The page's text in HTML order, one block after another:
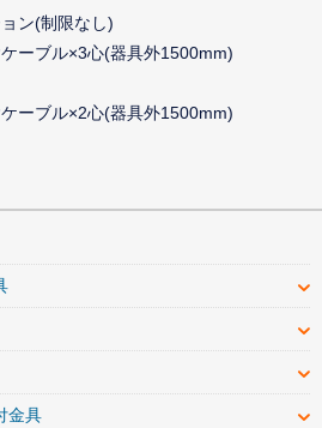
ン(制限なし)
ーブル×3心(器具外1500mm)
ーブル×2心(器具外1500mm)
金具